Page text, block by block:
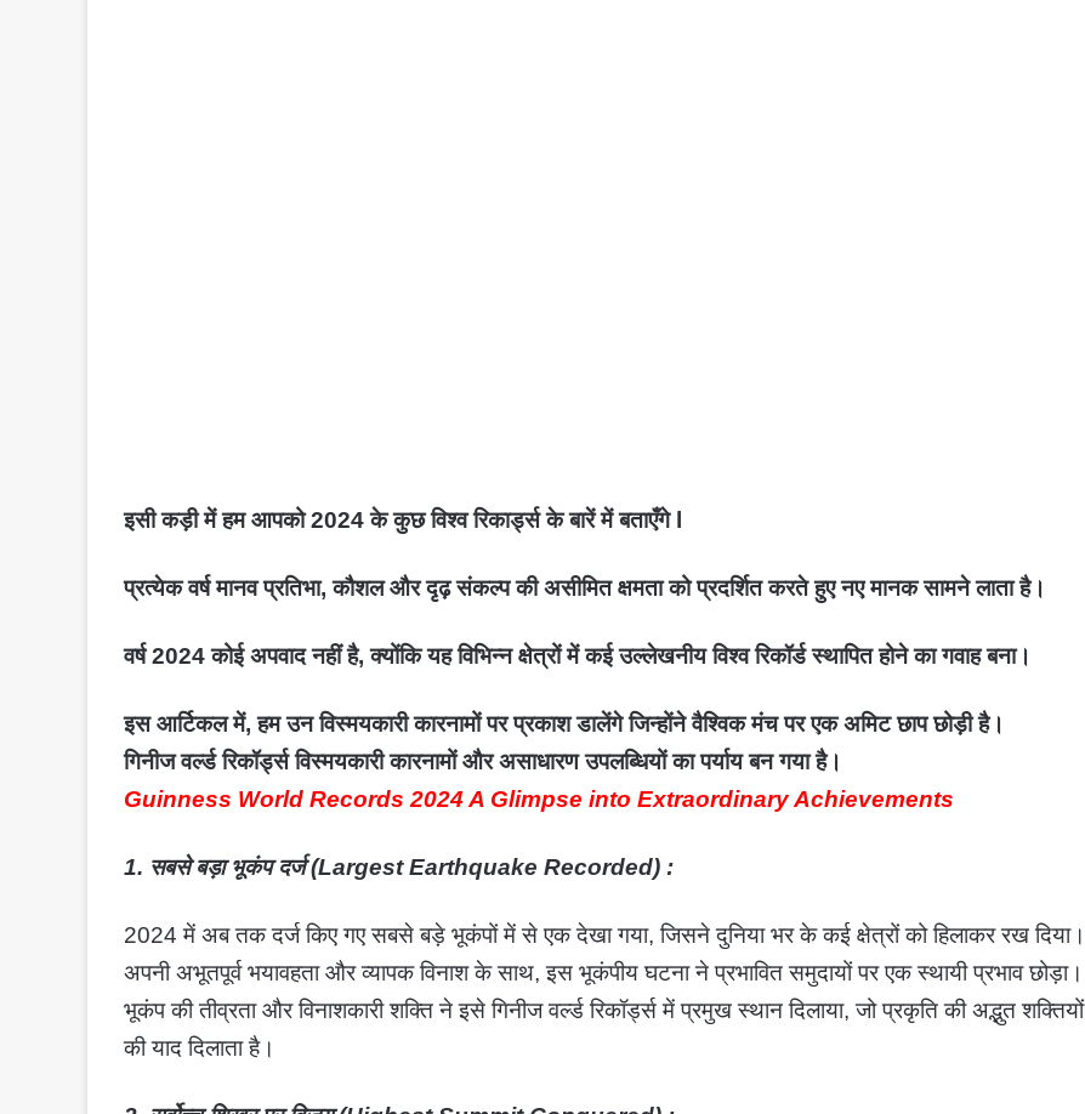
इसी कड़ी में हम आपको 2024 के कुछ विश्व रिकार्ड्स के बारें में बताएँगे l
प्रत्येक वर्ष मानव प्रतिभा, कौशल और दृढ़ संकल्प की असीमित क्षमता को प्रदर्शित करते हुए नए मानक सामने लाता है।
वर्ष 2024 कोई अपवाद नहीं है, क्योंकि यह विभिन्न क्षेत्रों में कई उल्लेखनीय विश्व रिकॉर्ड स्थापित होने का गवाह बना।
इस आर्टिकल में, हम उन विस्मयकारी कारनामों पर प्रकाश डालेंगे जिन्होंने वैश्विक मंच पर एक अमिट छाप छोड़ी है।
गिनीज वर्ल्ड रिकॉर्ड्स विस्मयकारी कारनामों और असाधारण उपलब्धियों का पर्याय बन गया है।
Guinness World Records 2024 A Glimpse into Extraordinary Achievements
1. सबसे बड़ा भूकंप दर्ज (Largest Earthquake Recorded) :
2024 में अब तक दर्ज किए गए सबसे बड़े भूकंपों में से एक देखा गया, जिसने दुनिया भर के कई क्षेत्रों को हिलाकर रख दिया।
अपनी अभूतपूर्व भयावहता और व्यापक विनाश के साथ, इस भूकंपीय घटना ने प्रभावित समुदायों पर एक स्थायी प्रभाव छोड़ा।
भूकंप की तीव्रता और विनाशकारी शक्ति ने इसे गिनीज वर्ल्ड रिकॉर्ड्स में प्रमुख स्थान दिलाया, जो प्रकृति की अद्भुत शक्तियों
की याद दिलाता है।